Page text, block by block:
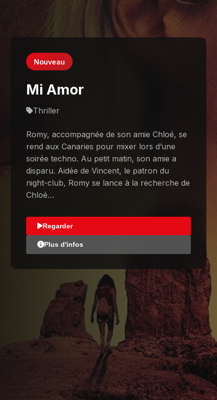
Nouveau
Mi Amor
Thriller
Romy, accompagnée de son amie Chloé, se
rend aux Canaries pour mixer lors d’une
soirée techno. Au petit matin, son amie a
disparu. Aidée de Vincent, le patron du
night-club, Romy se lance à la recherche de
Chloé…
Regarder
Plus d'infos